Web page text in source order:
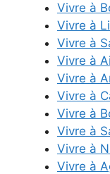
Vivre à
Vivre à
Vivre à
Vivre à
Vivre à
Vivre à
Vivre à
Vivre à
Vivre à
Vivre à